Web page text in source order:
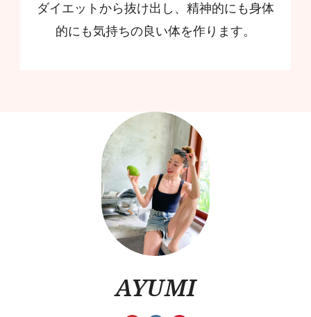
ダイエットから抜け出し、精神的にも身体
的にも気持ちの良い体を作ります。
AYUMI